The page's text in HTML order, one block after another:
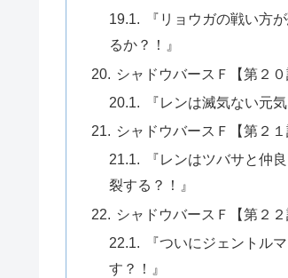
『リョウガの戦い方
るか？！』
シャドウバースＦ【第２
『レンは滅気ない元
シャドウバースＦ【第２
『レンはツバサと仲
裂する？！』
シャドウバースＦ【第２
『ついにジェントル
す？！』